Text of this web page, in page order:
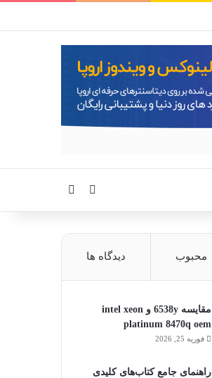
سایدبار
محبوب دیدگاه ها
مقایسه 6538y و intel xeon
platinum 8470q oem
فوریه 25, 2026
راهنمای جامع کتاب‌های کلیدی